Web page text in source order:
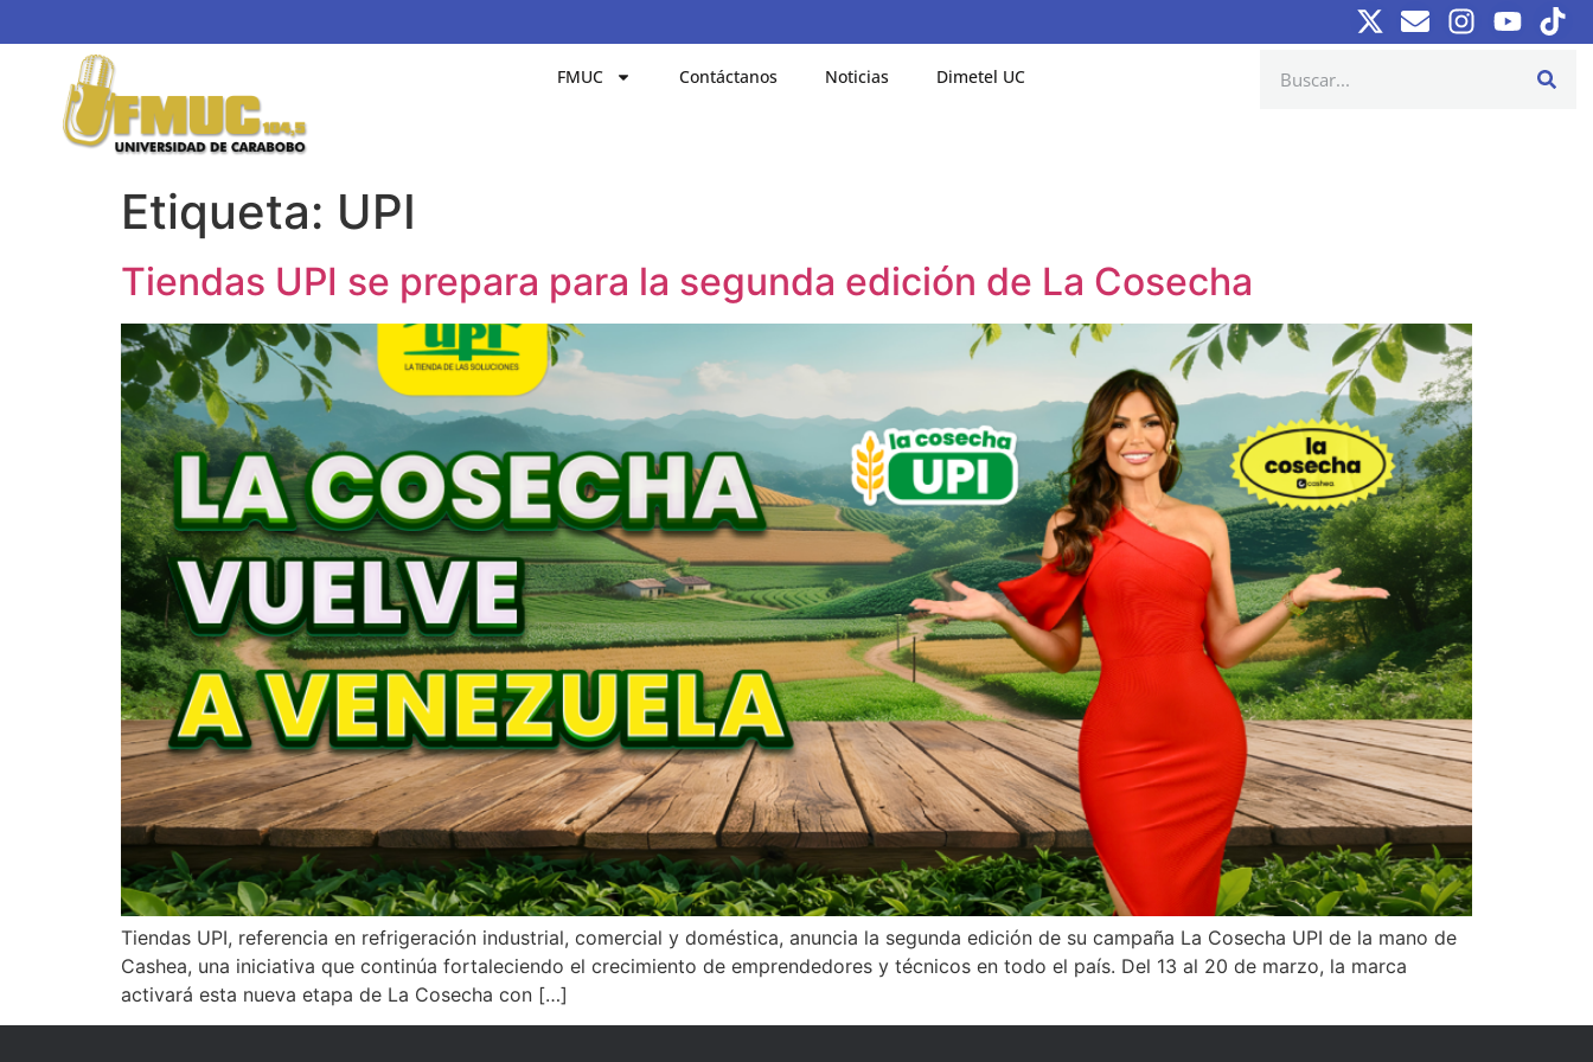
FMUC Contáctanos Noticias Dimetel UC
Etiqueta: UPI
Tiendas UPI se prepara para la segunda edición de La Cosecha
Tiendas UPI, referencia en refrigeración industrial, comercial y doméstica, anuncia la segunda edición de su campaña La Cosecha UPI de la mano de
Cashea, una iniciativa que continúa fortaleciendo el crecimiento de emprendedores y técnicos en todo el país. Del 13 al 20 de marzo, la marca
activará esta nueva etapa de La Cosecha con […]